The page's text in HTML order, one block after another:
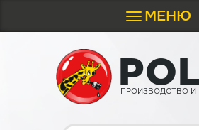
Toggle
navigation
МЕНЮ
PO
ПРОИЗВОДСТВО